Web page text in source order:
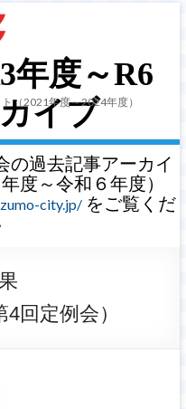
年度～R6
イブ
（2021年度～2024年度）
の過去記事アーカイ
度～令和６年度）
city.jp/をご覧くだ
回定例会）